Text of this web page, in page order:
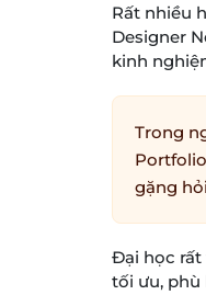
Rất nhiều
Designer
kinh
Trong
gặng
Đại học
tối ưu, phù